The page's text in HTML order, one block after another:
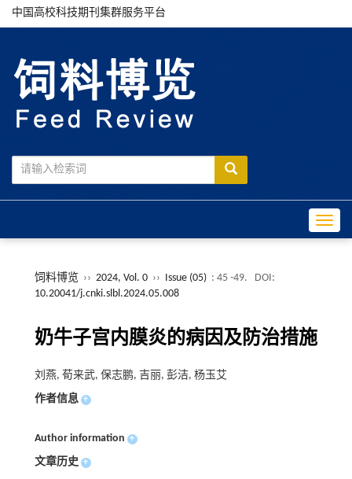
中国高校科技期刊集群服务平台
饲料博览 ›› 2024, Vol. 0 ›› Issue (05) : 45 -49.
DOI:
10.20041/j.cnki.slbl.2024.05.008
奶牛子宫内膜炎的病因及防治措施
刘燕, 荀来武, 保志鹏, 吉丽, 彭洁, 杨玉艾
作者信息 +
Author information +
文章历史 +